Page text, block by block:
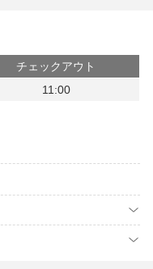
チェックアウト
11:00